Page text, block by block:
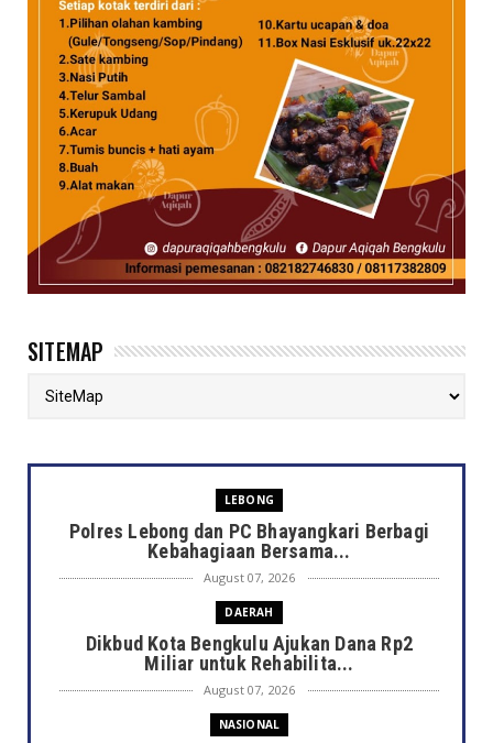
SITEMAP
LEBONG
Polres Lebong dan PC Bhayangkari Berbagi
Kebahagiaan Bersama...
August 07, 2026
DAERAH
Dikbud Kota Bengkulu Ajukan Dana Rp2
Miliar untuk Rehabilita...
August 07, 2026
NASIONAL